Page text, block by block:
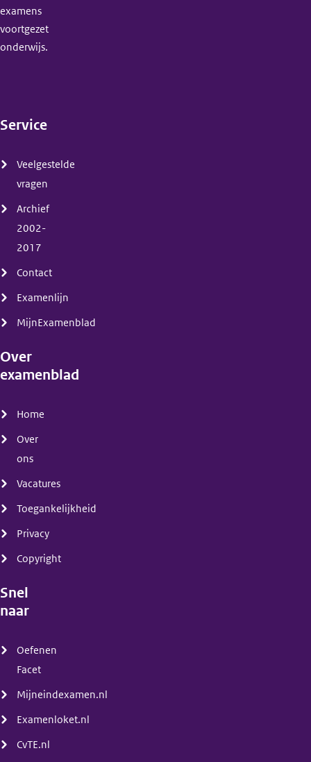
examens
voortgezet
onderwijs.
Service
Veelgestelde
vragen
Archief
2002-
2017
Contact
Examenlijn
MijnExamenblad
Over
examenblad
Home
Over
ons
Vacatures
Toegankelijkheid
Privacy
Copyright
Snel
naar
Oefenen
Facet
Mijneindexamen.nl
Examenloket.nl
CvTE.nl